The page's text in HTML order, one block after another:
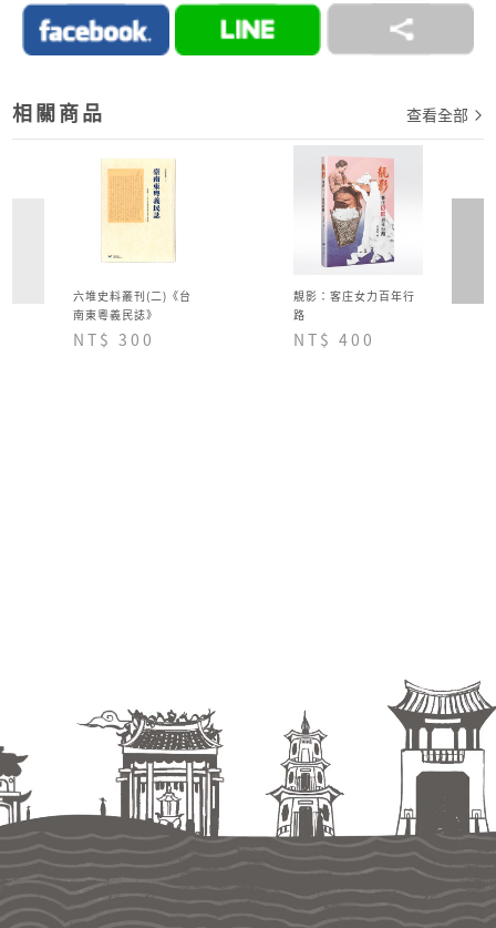
→詳情細節請見 商城Q&A購物說明
相關商品 查看全部
六堆史料叢刊(二)《台
南東粵義民誌》
NT$ 300
靚影：客庄女力百年行
路
NT$ 400